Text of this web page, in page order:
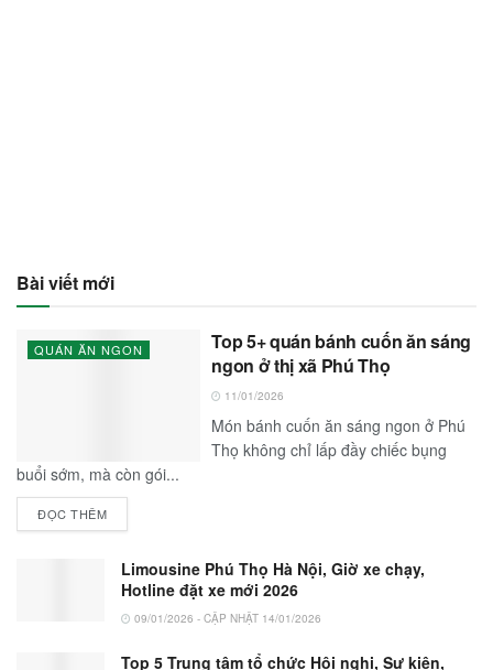
Bài viết mới
QUÁN ĂN NGON
Top 5+ quán bánh cuốn ăn sáng
ngon ở thị xã Phú Thọ
11/01/2026
Món bánh cuốn ăn sáng ngon ở Phú
Thọ không chỉ lấp đầy chiếc bụng
buổi sớm, mà còn gói...
ĐỌC THÊM
Limousine Phú Thọ Hà Nội, Giờ xe chạy,
Hotline đặt xe mới 2026
09/01/2026 - CẬP NHẬT 14/01/2026
Top 5 Trung tâm tổ chức Hội nghị, Sự kiện,